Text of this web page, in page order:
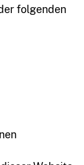
folgenden